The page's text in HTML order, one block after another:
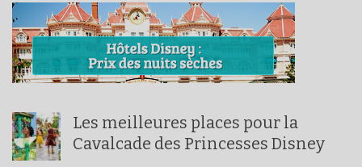
Les meilleures places pour la
Cavalcade des Princesses Disney